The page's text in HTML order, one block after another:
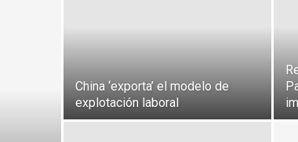
China ‘exporta’ el modelo de
explotación laboral